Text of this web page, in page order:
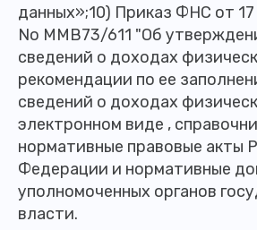
данных»;10) Приказ ФНС от 17
No ММВ­7­3/611 "Об
сведений о доходах
рекомендации по ее
сведений о доходах
электронном виде ,
нормативные правовые акты
Федерации и нормативные
уполномоченных органов
власти.